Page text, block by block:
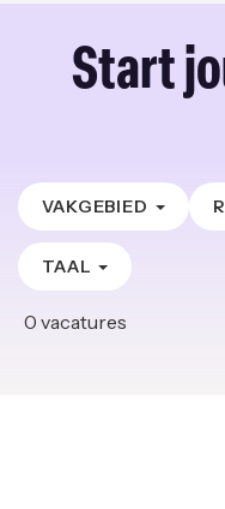
Start
VAKGEBIED
TAAL
0 vacatures